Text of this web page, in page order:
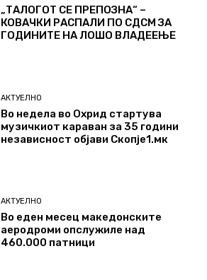
„ТАЛОГОТ СЕ ПРЕПОЗНА“ –
КОВАЧКИ РАСПАЛИ ПО СДСМ ЗА
ГОДИНИТЕ НА ЛОШО ВЛАДЕЕЊЕ
АКТУЕЛНО
Во недела во Охрид стартува
музичкиот караван за 35 години
независност објави Скопје1.мк
АКТУЕЛНО
Во еден месец македонските
аеродроми опслужиле над
460.000 патници